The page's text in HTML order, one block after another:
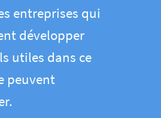
entreprises qui
développer
utiles dans ce
peuvent